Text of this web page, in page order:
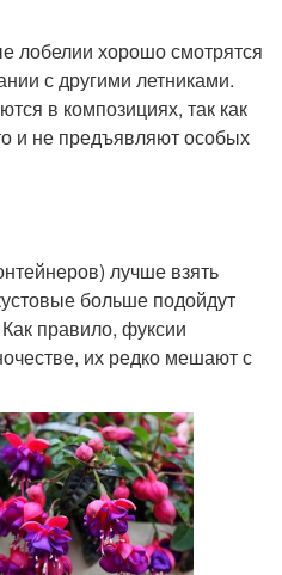
лобелии хорошо смотрятся
с другими летниками.
в композициях, так как
и не предъявляют особых
лучше взять
больше подойдут
правило, фуксии
их редко мешают с